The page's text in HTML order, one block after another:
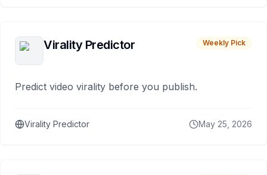
Virality Predictor Weekly Pick
Predict video virality before you publish.
Virality Predictor May 25, 2026